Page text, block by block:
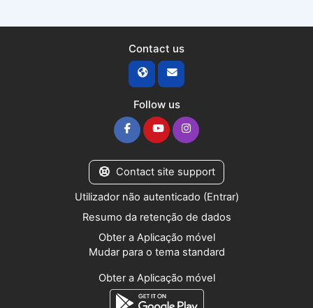
Contact us
Follow us
Contact site support
Utilizador não autenticado (Entrar)
Resumo da retenção de dados
Obter a Aplicação móvel
Mudar para o tema standard
Obter a Aplicação móvel